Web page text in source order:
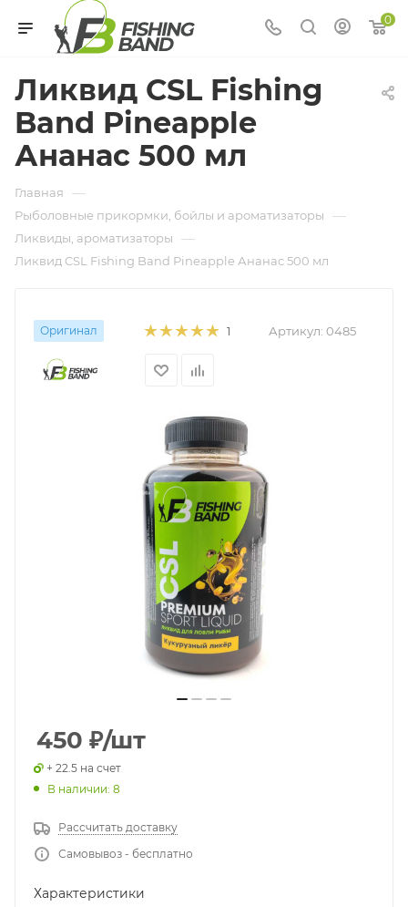
0
Ликвид CSL Fishing
Band Pineapple
Ананас 500 мл
Главная —
Рыболовные прикормки, бойлы и ароматизаторы —
Ликвиды, ароматизаторы —
Ликвид CSL Fishing Band Pineapple Ананас 500 мл
Оригинал 1 Артикул: 0485
450 ₽/шт
+ 22.5 на счет
В наличии: 8
Рассчитать доставку
Самовывоз - бесплатно
Характеристики